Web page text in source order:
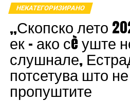
работата и социјалниот живот.
РЕКЛАМА
НЕКАТЕГОРИЗИРАНО
„Скопско лето
ек – ако сè уште
слушнале,
потсетува што
пропуштите